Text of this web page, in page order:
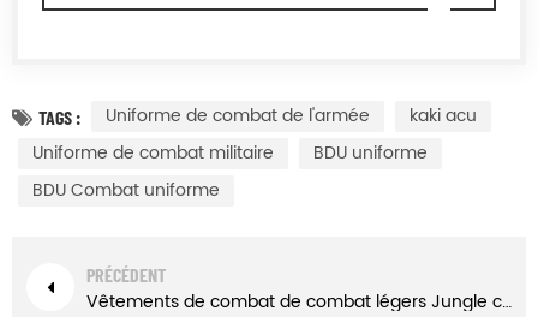
TAGS : Uniforme de combat de l'armée
kaki acu
Uniforme de combat militaire
BDU uniforme
BDU Combat uniforme
PRÉCÉDENT
Vêtements de combat de combat légers Jungle camouflage Vert Military Uniforme tactique